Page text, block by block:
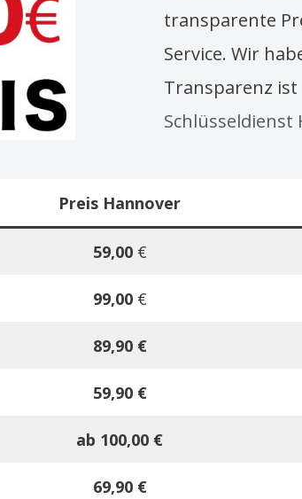
transparente
Service. Wir
Transparenz
Preis Hannover
59,00€
99,00€
89,90 €
59,90 €
ab 100,00 €
69,90 €